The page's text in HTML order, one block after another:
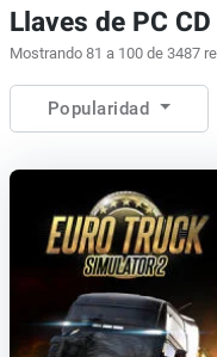
Llaves de PC CD
Mostrando 81 a 100 de 3487
Popularidad